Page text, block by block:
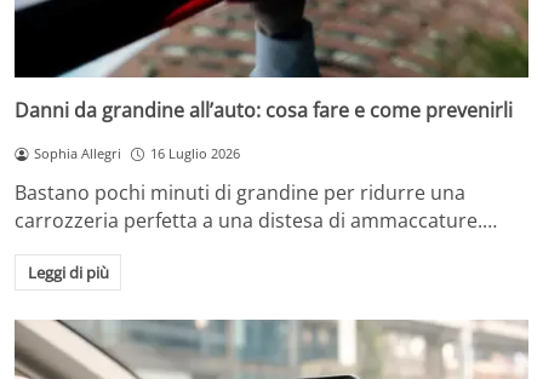
Danni da grandine all’auto: cosa fare e come prevenirli
Sophia Allegri 16 Luglio 2026
Bastano pochi minuti di grandine per ridurre una
carrozzeria perfetta a una distesa di ammaccature.…
Leggi di più